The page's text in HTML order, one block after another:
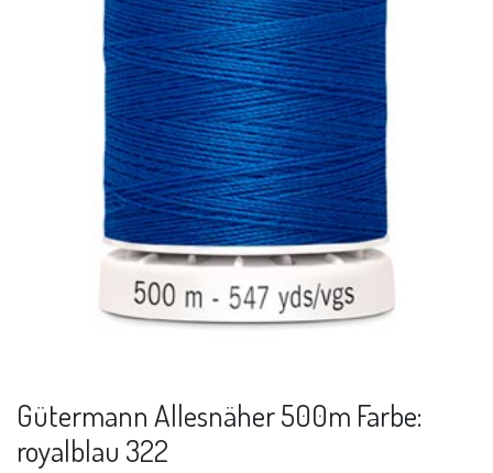
Gütermann Allesnäher 500m Farbe:
royalblau 322